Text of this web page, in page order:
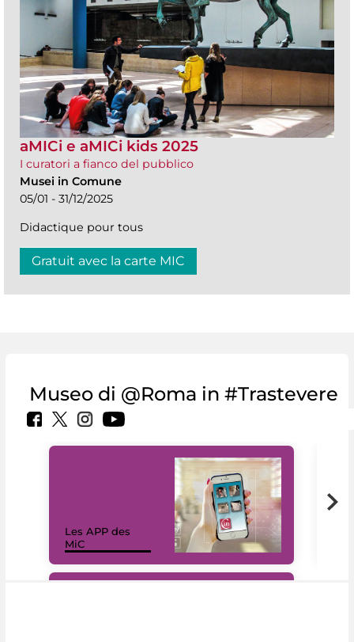
aMICi e aMICi kids 2025
I curatori a fianco del pubblico
Musei in Comune
05/01 - 31/12/2025
Didactique pour tous
Gratuit avec la carte MIC
Museo di @Roma in #Trastevere
Les APP des
MiC